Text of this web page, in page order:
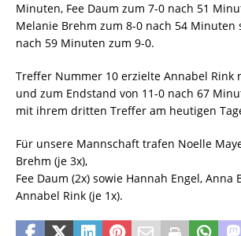
Minuten, Fee Daum zum 7-0 nach 51
Melanie Brehm zum 8-0 nach 54 Minuten
nach 59 Minuten zum 9-0.
Treffer Nummer 10 erzielte Annabel Rink
und zum Endstand von 11-0 nach 67
mit ihrem dritten Treffer am heutigen
Für unsere Mannschaft trafen Noelle
Brehm (je 3x),
Fee Daum (2x) sowie Hannah Engel, Anna
Annabel Rink (je 1x).